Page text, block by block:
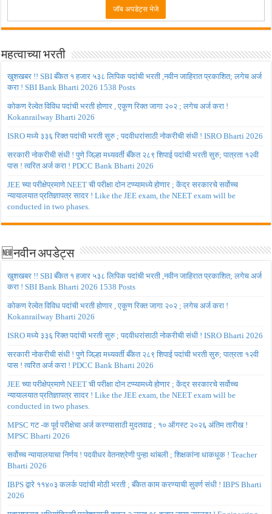
महत्वाच्या भरती
खुशखबर !! SBI बँकेत १ हजार ५३८ लिपिक पदांची भरती ,नवीन जाहिरात प्रकाशित; लगेच अर्ज
करा ! SBI Bank Bharti 2026 1538 Posts
कोकण रेल्वेत विविध पदांची भरती होणार , एकूण रिक्त जागा २०२ ; लगेच अर्ज करा !
Kokanrailway Bharti 2026
ISRO मध्ये ३३६ रिक्त पदांची भरती सुरु ; पदवीधरांसाठी नोकरीची संधी ! ISRO Bharti 2026
सरकारी नोकरीची संधी ! पुणे जिल्हा मध्यवर्ती बँकेत २८९ शिपाई पदांची भरती सुरु; पात्रता १२वी
पास ! त्वरित अर्ज करा ! PDCC Bank Bharti 2026
JEE च्या परीक्षेप्रमाणे NEET ची परीक्षा दोन टप्प्यामध्ये होणार ; केंद्र सरकारचे सर्वोच्च
न्यायालयात प्रतिज्ञापत्र सादर ! Like the JEE exam, the NEET exam will be
conducted in two phases.
🆕नवीन अपडेट्स
खुशखबर !! SBI बँकेत १ हजार ५३८ लिपिक पदांची भरती ,नवीन जाहिरात प्रकाशित; लगेच अर्ज
करा ! SBI Bank Bharti 2026 1538 Posts
कोकण रेल्वेत विविध पदांची भरती होणार , एकूण रिक्त जागा २०२ ; लगेच अर्ज करा !
Kokanrailway Bharti 2026
ISRO मध्ये ३३६ रिक्त पदांची भरती सुरु ; पदवीधरांसाठी नोकरीची संधी ! ISRO Bharti 2026
सरकारी नोकरीची संधी ! पुणे जिल्हा मध्यवर्ती बँकेत २८९ शिपाई पदांची भरती सुरु; पात्रता १२वी
पास ! त्वरित अर्ज करा ! PDCC Bank Bharti 2026
JEE च्या परीक्षेप्रमाणे NEET ची परीक्षा दोन टप्प्यामध्ये होणार ; केंद्र सरकारचे सर्वोच्च
न्यायालयात प्रतिज्ञापत्र सादर ! Like the JEE exam, the NEET exam will be
conducted in two phases.
MPSC गट -क पूर्व परीक्षेचा अर्ज करण्यासाठी मुदतवाढ ; १० ऑगस्ट २०२६ अंतिम तारीख !
MPSC Bharti 2026
सर्वोच्च न्यायालयाचा निर्णय ! पदवीधर वेतनश्रेणी पुन्हा थांबली ; शिक्षकांना धाकधूक ! Teacher
Bharti 2026
IBPS द्वारे ११४०३ कलर्क पदांची मोठी भरती ; बँकेत काम करण्याची सुवर्ण संधी ! IBPS Bharti
2026